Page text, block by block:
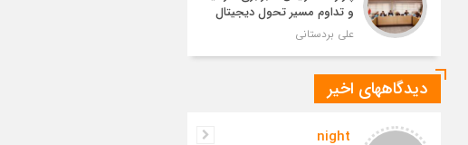
و تداوم مسیر تحول دیجیتال
علی بردستانی
دیدگاههای اخیر
night